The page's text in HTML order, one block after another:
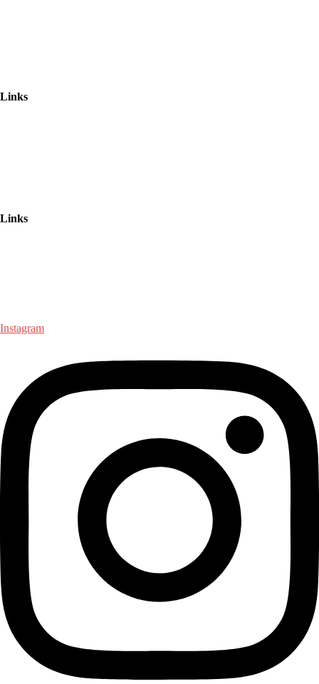
Links
Links
Instagram